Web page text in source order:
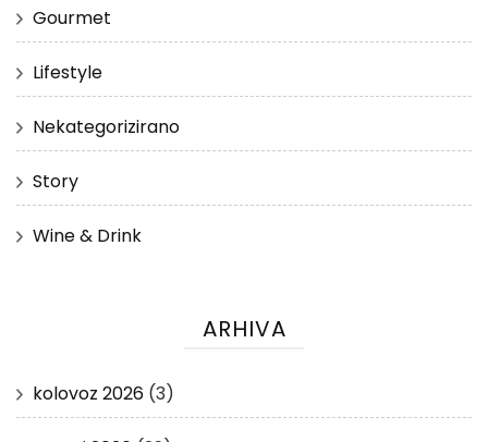
Gourmet
Lifestyle
Nekategorizirano
Story
Wine & Drink
ARHIVA
kolovoz 2026 (3)